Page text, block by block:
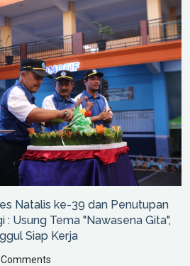
Natalis ke-39 dan Penutupan
: Usung Tema "Nawasena Gita",
Siap Kerja